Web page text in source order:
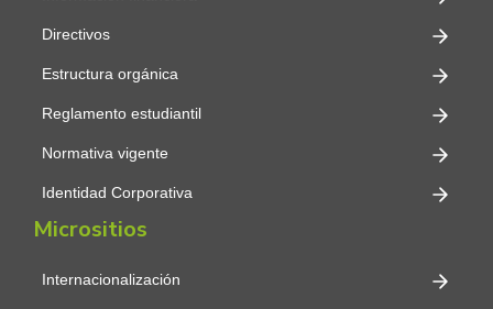
Directivos
Estructura orgánica
Reglamento estudiantil
Normativa vigente
Identidad Corporativa
Micrositios
Internacionalización